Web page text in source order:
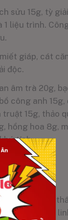
sửu 15g, tỳ
liệu trình.
giáp, cát
độc.
âm trà 20g,
công anh
15g, thảo
hồng hoa 8g,
tích.
chế 10g, tam
15g, bạch